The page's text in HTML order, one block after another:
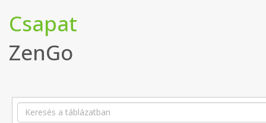
Csapat
ZenGo
Search